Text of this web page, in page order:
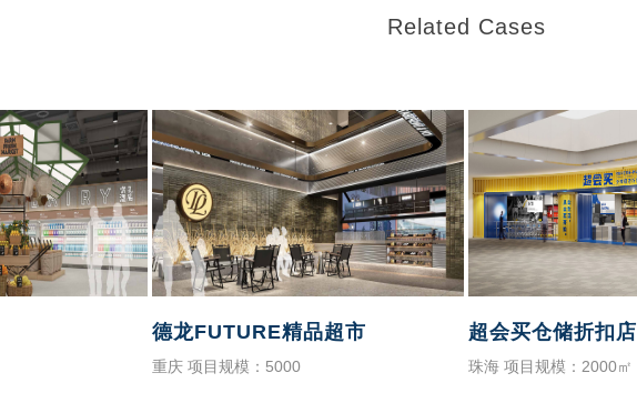
Related Cases
德龙FUTURE精品超市
重庆 项目规模：5000
超会买仓储折扣店
珠海 项目规模：2000㎡